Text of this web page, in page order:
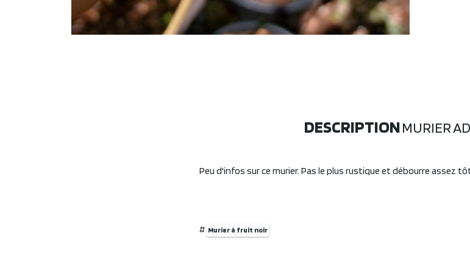
DESCRIPTIONMURIER
Peu d'infos sur ce murier. Pas le plus rustique et débourre assez
# Murier à fruit noir